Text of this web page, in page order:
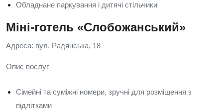
Обладнане паркування і дитячі стільчики
Міні-готель «Слобожанський»
Адреса: вул. Радянська, 18
Опис послуг
Сімейні та суміжні номери, зручні для розміщення з
підлітками